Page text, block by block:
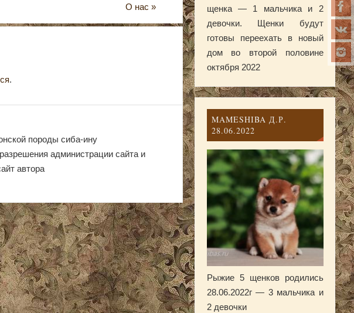
О нас »
.
породы сиба-ину
администрации сайта и
автора
щенка — 1 мальчика и 2
девочки. Щенки будут
готовы переехать в новый
дом во второй половине
октября 2022
MAMESHIBA Д.Р.
28.06.2022
Рыжие 5 щенков родились
28.06.2022г — 3 мальчика и
2 девочки